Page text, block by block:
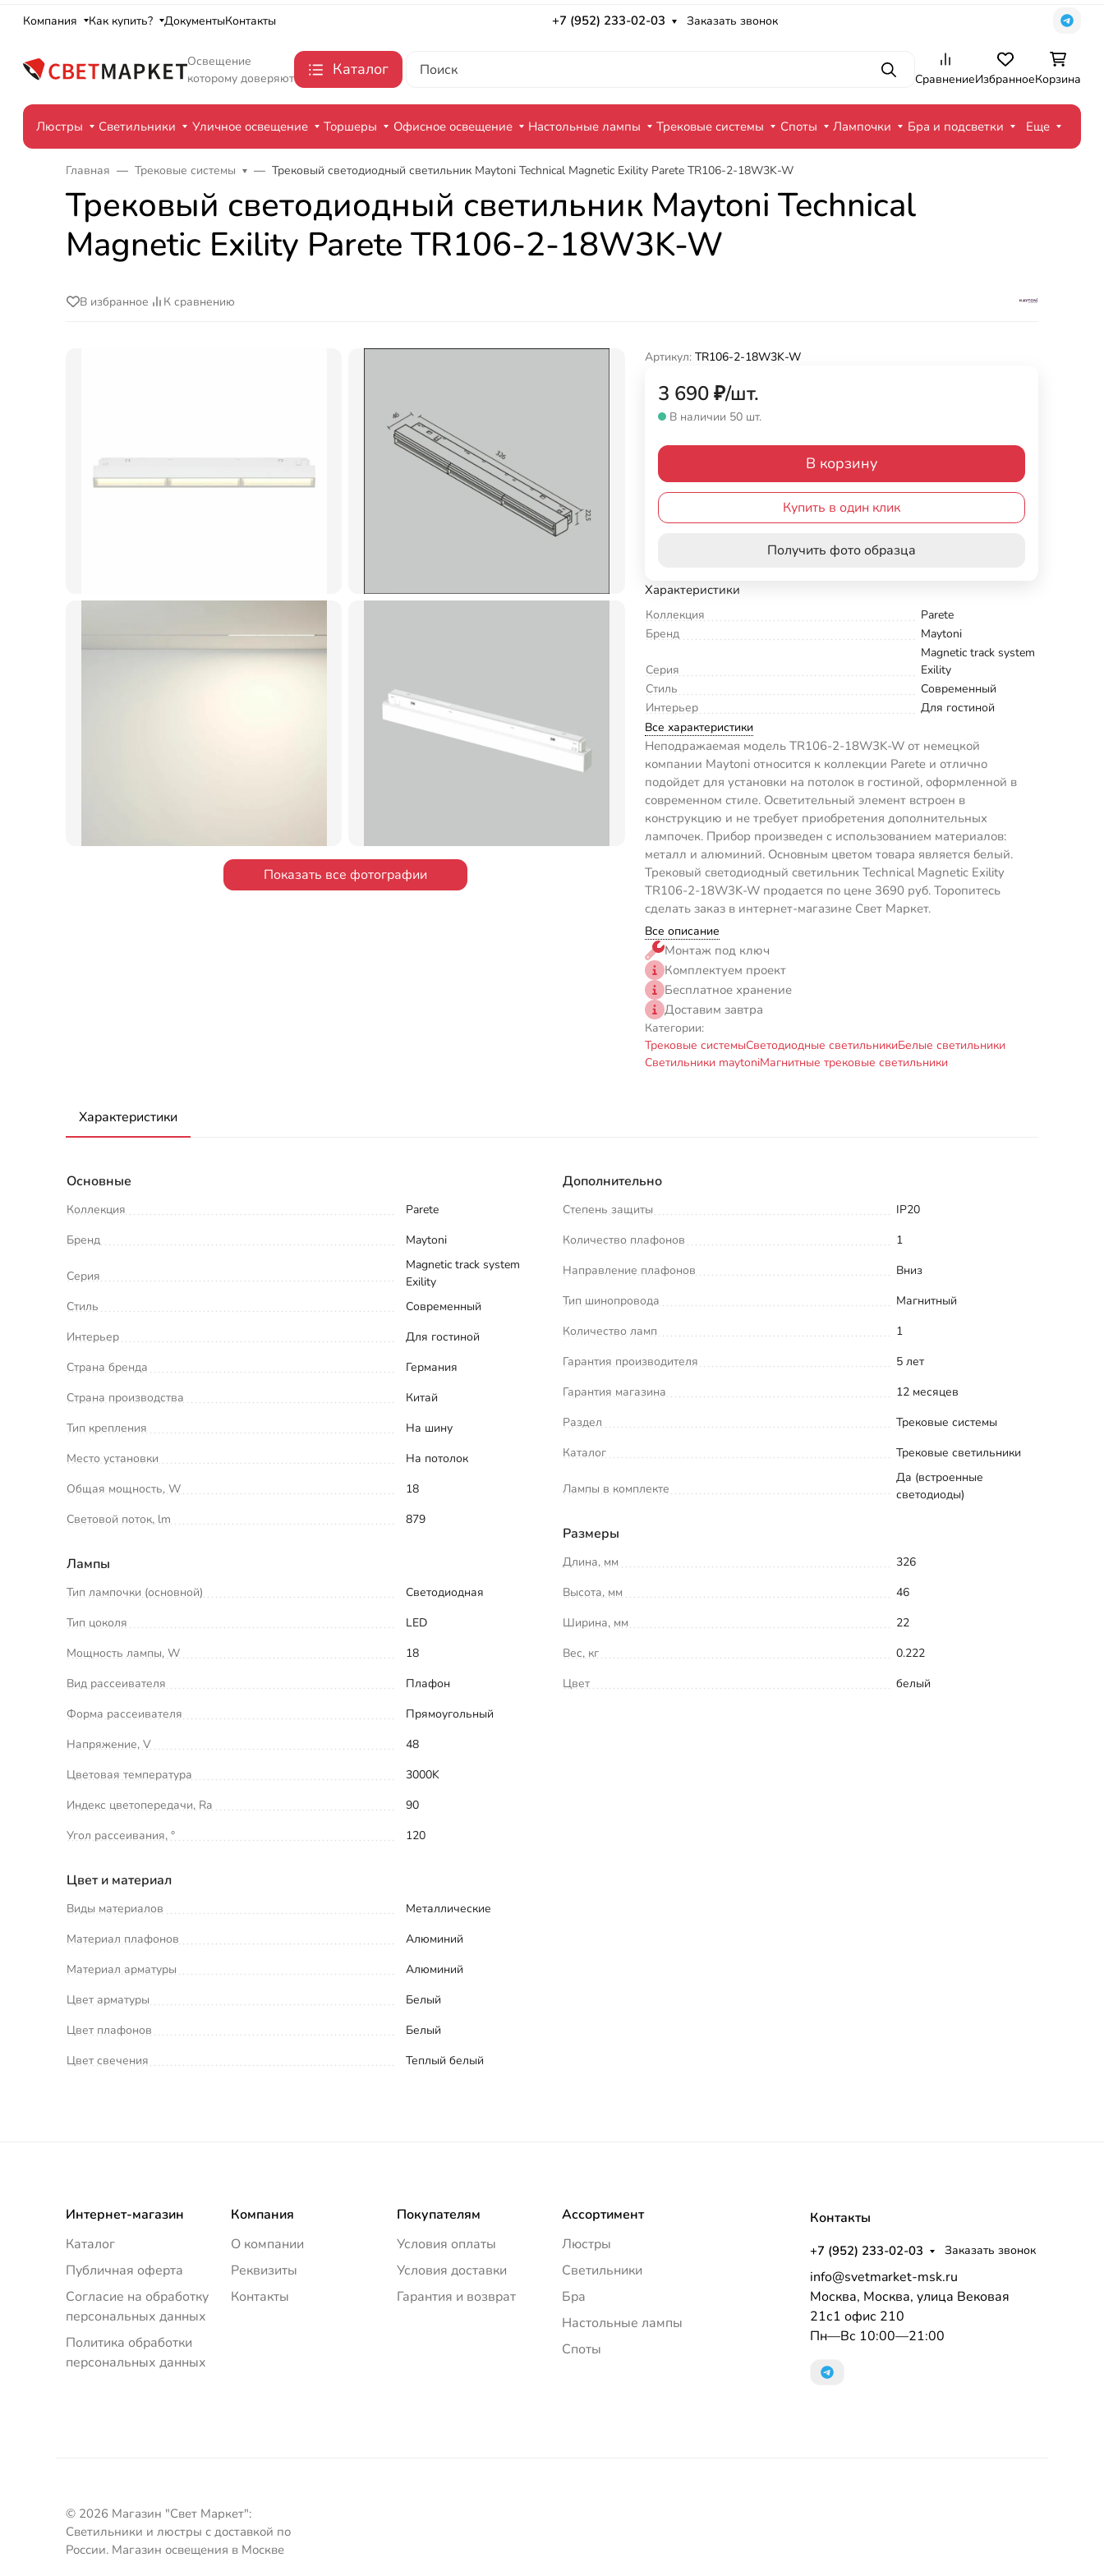
Компания Как купить? ДокументыКонтакты +7 (952) 233-02-03 Заказать звонок
Освещение
которому доверяют
Каталог ПоискСравнениеИзбранноеКорзина
Люстры Светильники Уличное освещение Торшеры Офисное освещение Настольные лампы Трековые системы Споты Лампочки Бра и подсветки Еще
Главная Трековые системы Трековый светодиодный светильник Maytoni Technical Magnetic Exility Parete TR106-2-18W3K-W
Трековый светодиодный светильник Maytoni Technical
Magnetic Exility Parete TR106-2-18W3K-W
В избранное К сравнению
Показать все фотографии
Артикул: TR106-2-18W3K-W
3 690₽/шт.
В наличии 50 шт.
В корзину
Купить в один клик
Получить фото образца
Характеристики
Коллекция
Parete
Бренд
Maytoni
Серия
Magnetic track system
Exility
Стиль
Современный
Интерьер
Для гостиной
Все характеристики
Неподражаемая модель TR106-2-18W3K-W от немецкой
компании Maytoni относится к коллекции Parete и отлично
подойдет для установки на потолок в гостиной, оформленной в
современном стиле. Осветительный элемент встроен в
конструкцию и не требует приобретения дополнительных
лампочек. Прибор произведен с использованием материалов:
металл и алюминий. Основным цветом товара является белый.
Трековый светодиодный светильник Technical Magnetic Exility
TR106-2-18W3K-W продается по цене 3690 руб. Торопитесь
сделать заказ в интернет-магазине Свет Маркет.
Все описание
Монтаж под ключ
Комплектуем проект
Бесплатное хранение
Доставим завтра
Категории:
Трековые системыСветодиодные светильникиБелые светильники
Светильники maytoniМагнитные трековые светильники
Характеристики
Основные
Коллекция
Parete
Бренд
Maytoni
Серия
Magnetic track system
Exility
Стиль
Современный
Интерьер
Для гостиной
Страна бренда
Германия
Страна производства
Китай
Тип крепления
На шину
Место установки
На потолок
Общая мощность, W
18
Световой поток, lm
879
Лампы
Тип лампочки (основной)
Светодиодная
Тип цоколя
LED
Мощность лампы, W
18
Вид рассеивателя
Плафон
Форма рассеивателя
Прямоугольный
Напряжение, V
48
Цветовая температура
3000K
Индекс цветопередачи, Ra
90
Угол рассеивания, °
120
Цвет и материал
Виды материалов
Металлические
Материал плафонов
Алюминий
Материал арматуры
Алюминий
Цвет арматуры
Белый
Цвет плафонов
Белый
Цвет свечения
Теплый белый
Дополнительно
Степень защиты
IP20
Количество плафонов
1
Направление плафонов
Вниз
Тип шинопровода
Магнитный
Количество ламп
1
Гарантия производителя
5 лет
Гарантия магазина
12 месяцев
Раздел
Трековые системы
Каталог
Трековые светильники
Лампы в комплекте
Да (встроенные
светодиоды)
Размеры
Длина, мм
326
Высота, мм
46
Ширина, мм
22
Вес, кг
0.222
Цвет
белый
Интернет-магазин
Каталог
Публичная оферта
Согласие на обработку
персональных данных
Политика обработки
персональных данных
Компания
О компании
Реквизиты
Контакты
Покупателям
Условия оплаты
Условия доставки
Гарантия и возврат
Ассортимент
Люстры
Светильники
Бра
Настольные лампы
Споты
Контакты
+7 (952) 233-02-03 Заказать звонок
info@svetmarket-msk.ru
Москва, Москва, улица Вековая
21с1 офис 210
Пн—Вс 10:00—21:00
© 2026 Магазин "Свет Маркет":
Светильники и люстры с доставкой по
России. Магазин освещения в Москве